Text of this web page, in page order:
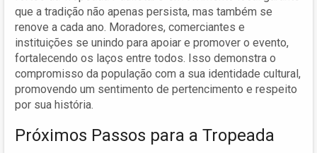
que a tradição não apenas persista, mas também se
renove a cada ano. Moradores, comerciantes e
instituições se unindo para apoiar e promover o evento,
fortalecendo os laços entre todos. Isso demonstra o
compromisso da população com a sua identidade cultural,
promovendo um sentimento de pertencimento e respeito
por sua história.
Próximos Passos para a Tropeada